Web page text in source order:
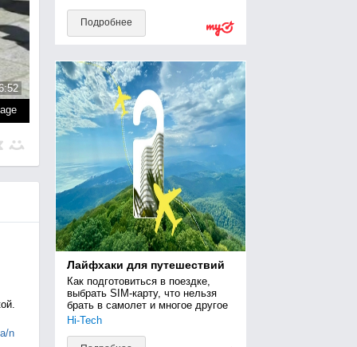
n
Подробнее
Лайфхаки для путешествий
Как подготовиться в поездке,
выбрать SIM-карту, что нельзя
брать в самолет и многое другое
Hi-Tech